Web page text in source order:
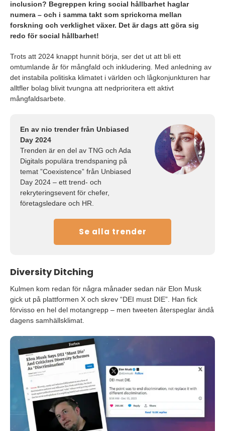
nya perspektiv.
Genom att bredda synen på kompetens, minska
socioekonomiska barriärer och arbeta mer
bygga starkare, mer innovativa team.
inclusion? Begreppen kring social hållbarhet haglar
numera – och i samma takt som sprickorna mellan
forskning och verklighet växer. Det är dags att göra sig
redo för social hållbarhet!
Trots att 2024 knappt hunnit börja, ser det ut att bli ett
omtumlande år för mångfald och inkludering. Med anledning av
det instabila politiska klimatet i världen och lågkonjunkturen har
alltfler bolag blivit tvungna att nedprioritera ett aktivt
mångfaldsarbete.
En av nio trender från Unbiased
Day 2024
Trenden är en del av TNG och Ada
Digitals populära trendspaning på
temat ”Coexistence” från Unbiased
Day 2024 – ett trend- och
rekryteringsevent för chefer,
företagsledare och HR.
Se alla trender
Diversity Ditching
Kulmen kom redan för några månader sedan när Elon Musk
gick ut på plattformen X och skrev “DEI must DIE”. Han fick
förvisso en hel del motangrepp – men tweeten återspeglar ändå
dagens samhällsklimat.